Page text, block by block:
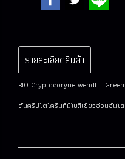
รายละเอียดสินค้า
BIO Cryptocoryne wendtii
ต้นคริปโตโครีนที่มีใบสีเขียวอ่อนอันโ